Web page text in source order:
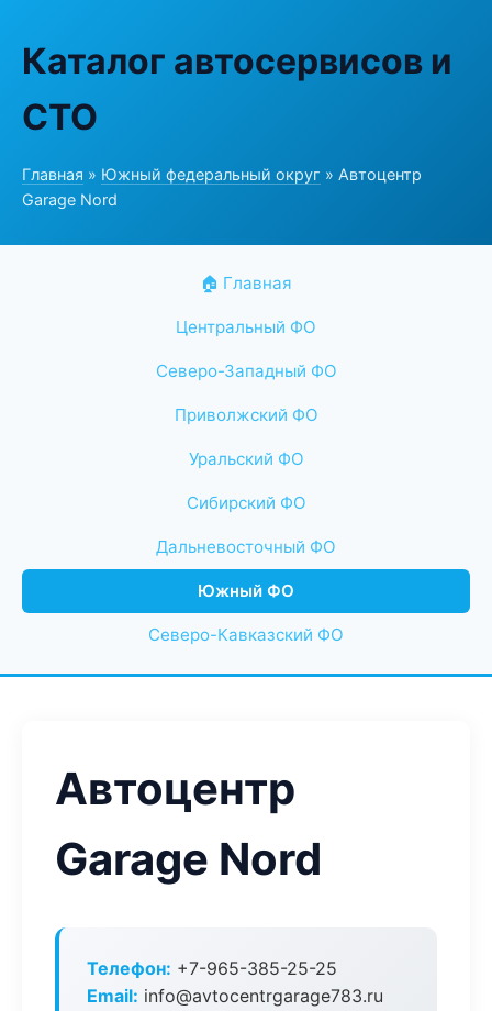
Каталог автосервисов и
СТО
Главная » Южный федеральный округ » Автоцентр
Garage Nord
🏠 Главная
Центральный ФО
Северо-Западный ФО
Приволжский ФО
Уральский ФО
Сибирский ФО
Дальневосточный ФО
Южный ФО
Северо-Кавказский ФО
Автоцентр
Garage Nord
Телефон: +7-965-385-25-25
Email: info@avtocentrgarage783.ru